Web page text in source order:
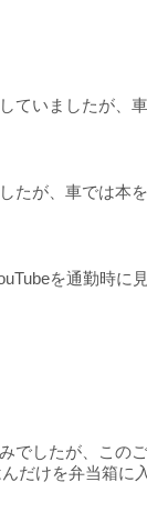
ていましたが、
たが、車では本を
を通勤時に
でしたが、この
だけを弁当箱に